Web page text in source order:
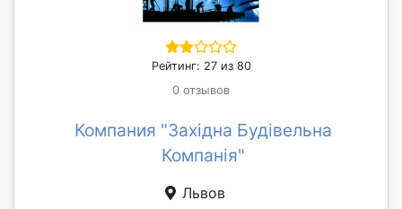
Рейтинг: 27 из 80
0 отзывов
Компания "Західна Будівельна
Компанія"
Львов